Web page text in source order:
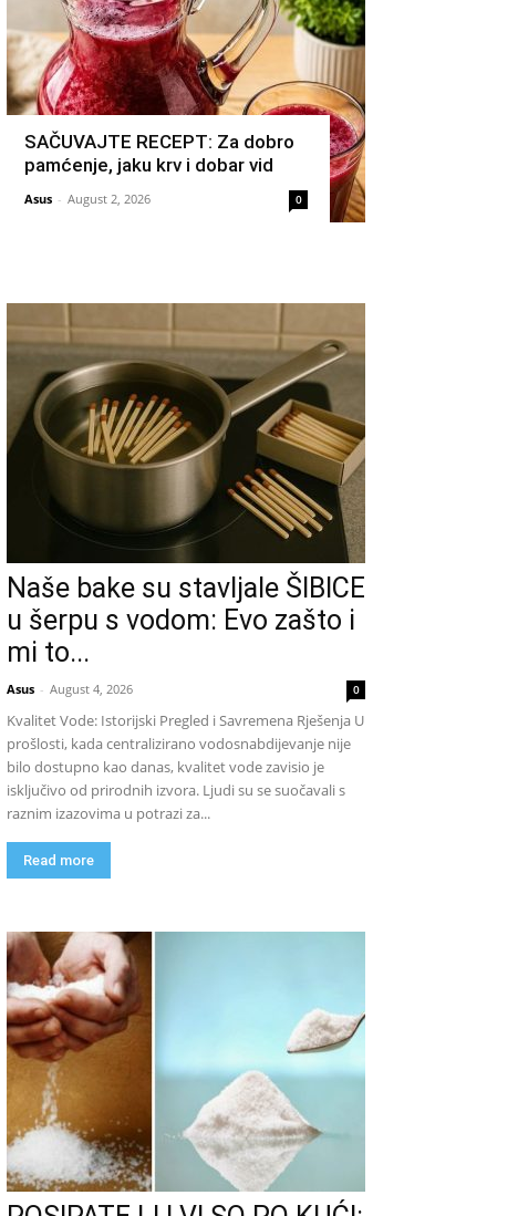
SAČUVAJTE RECEPT: Za dobro
pamćenje, jaku krv i dobar vid
Asus - August 2, 2026 0
Naše bake su stavljale ŠIBICE
u šerpu s vodom: Evo zašto i
mi to...
Asus - August 4, 2026 0
Kvalitet Vode: Istorijski Pregled i Savremena Rješenja U
prošlosti, kada centralizirano vodosnabdijevanje nije
bilo dostupno kao danas, kvalitet vode zavisio je
isključivo od prirodnih izvora. Ljudi su se suočavali s
raznim izazovima u potrazi za...
Read more